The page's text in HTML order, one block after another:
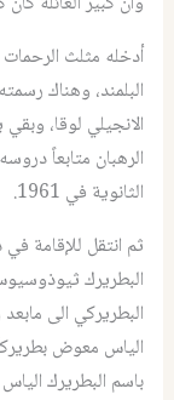
أدخله مثلث
البلمند، وهناك
الانجيلي لوقا،
الرهبان متابعاً
الثانوية في 1961.
ثم انتقل للإقامة
البطريرك
البطريركي الى
باسم البطريرك الياس